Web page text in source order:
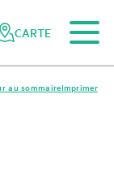
CARTE
Imprimer
au sommaire